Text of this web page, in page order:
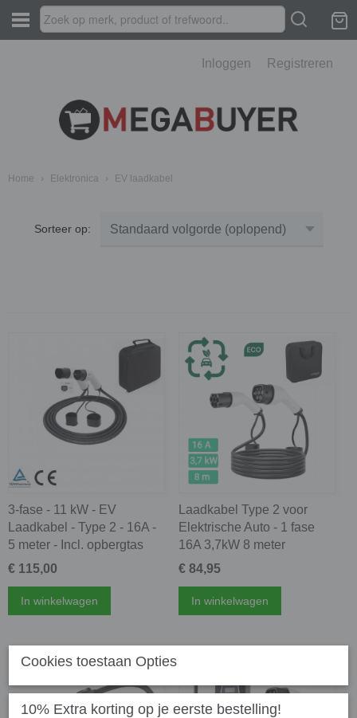
Inloggen Registreren
Home › Elektronica › EV laadkabel
Sorteer op:
3-fase - 11 kW - EV
Laadkabel - Type 2 - 16A -
5 meter - Incl. opbergtas
€ 115,00
In winkelwagen
Laadkabel Type 2 voor
Elektrische Auto - 1 fase
16A 3,7kW 8 meter
€ 84,95
In winkelwagen
Cookies toestaan Opties
10% Extra korting op je eerste bestelling!